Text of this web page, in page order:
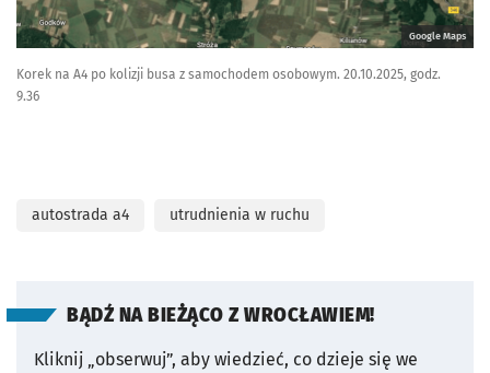
Google Maps
Korek na A4 po kolizji busa z samochodem osobowym. 20.10.2025, godz.
9.36
autostrada a4 utrudnienia w ruchu
BĄDŹ NA BIEŻĄCO Z WROCŁAWIEM!
Kliknij „obserwuj”, aby wiedzieć, co dzieje się we